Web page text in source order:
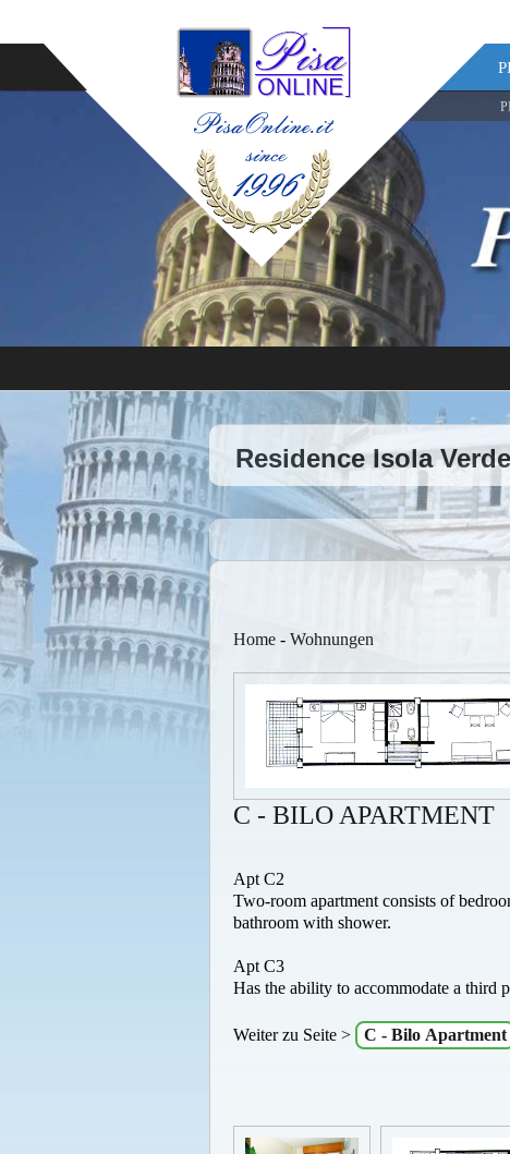
Residence Isola
Home - Wohnungen
C - BILO APARTMENT
Apt C2
Two-room apartment consists of
bathroom with shower.
Apt C3
Has the ability to accommodate a third
Weiter zu Seite > C - Bilo Apartment